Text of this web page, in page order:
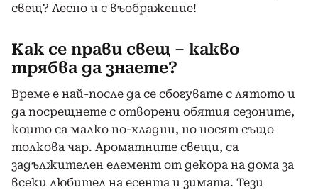
свещ? Лесно и с въображение!
Как се прави свещ – какво
трябва да знаете?
Време е най-после да се сбогувате с лятото и
да посрещнете с отворени обятия сезоните,
които са малко по-хладни, но носят също
толкова чар. Ароматните свещи, са
задължителен елемент от декора на дома за
всеки любител на есента и зимата. Тези